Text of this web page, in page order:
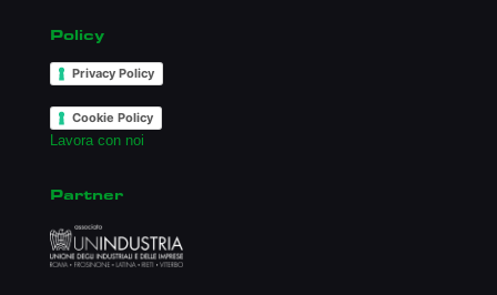
Policy
Privacy Policy
Cookie Policy
Lavora con noi
Partner